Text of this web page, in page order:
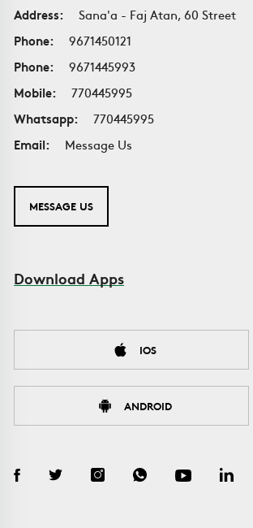
Address:
Sana'a - Faj Atan, 60 Street
Phone:
9671450121
Phone:
9671445993
Mobile:
770445995
Whatsapp:
770445995
Email:
Message Us
MESSAGE US
Download Apps
IOS
ANDROID